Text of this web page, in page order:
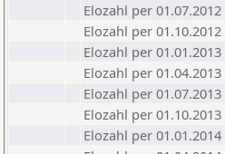
Elozahl per 01.07.2012
Elozahl per 01.10.2012
Elozahl per 01.01.2013
Elozahl per 01.04.2013
Elozahl per 01.07.2013
Elozahl per 01.10.2013
Elozahl per 01.01.2014